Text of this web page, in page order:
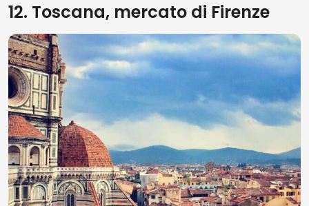
12. Toscana, mercato di Firenze